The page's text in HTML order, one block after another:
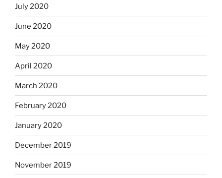
July 2020
June 2020
May 2020
April 2020
March 2020
February 2020
January 2020
December 2019
November 2019